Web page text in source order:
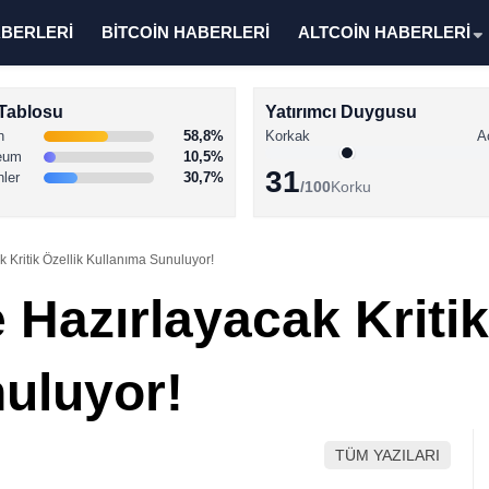
BİTCOİN HABERLERİ ALTCOİN HABERLERİ
58,8%
10,5%
30,7%
Yatırımcı Duygusu
Korkak
31/100Korku
Kritik Özellik Kullanıma Sunuluyor!
Hazırlayacak
TÜM YAZILARI